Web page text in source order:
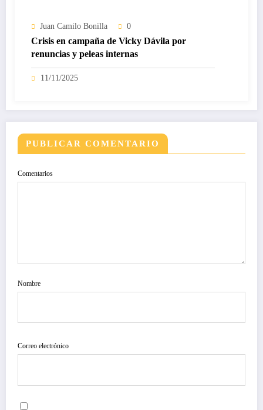
Juan Camilo Bonilla 0
Crisis en campaña de Vicky Dávila por
renuncias y peleas internas
11/11/2025
PUBLICAR COMENTARIO
Comentarios
Nombre
Correo electrónico